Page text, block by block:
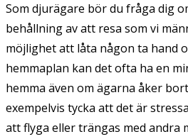
Som djurägare bör du fråga dig
behållning av att resa som vi
möjlighet att låta någon ta hand
hemmaplan kan det ofta ha en
hemma även om ägarna åker
exempelvis tycka att det är
att flyga eller trängas med andra